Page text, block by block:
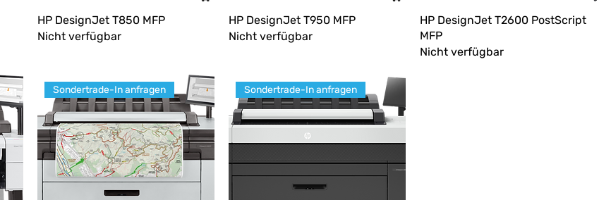
HP DesignJet T850 MFP
Nicht verfügbar
HP DesignJet T950 MFP
Nicht verfügbar
HP DesignJet T2600 PostScript
MFP
Nicht verfügbar
Sondertrade-In anfragen Sondertrade-In anfragen